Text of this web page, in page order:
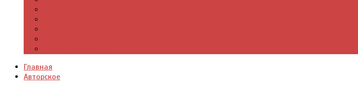
Главная
Авторское